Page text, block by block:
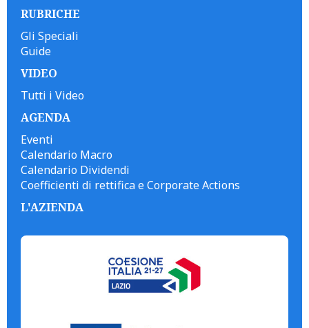
RUBRICHE
Gli Speciali
Guide
VIDEO
Tutti i Video
AGENDA
Eventi
Calendario Macro
Calendario Dividendi
Coefficienti di rettifica e Corporate Actions
L'AZIENDA